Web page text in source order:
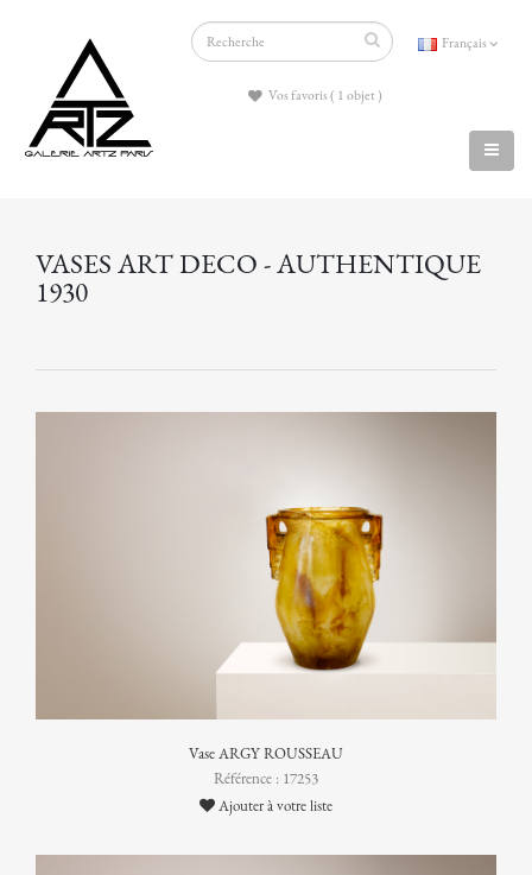
Français
Vos favoris ( 1 objet )
VASES ART DECO - AUTHENTIQUE
1930
Vase ARGY ROUSSEAU
Référence : 17253
Ajouter à votre liste